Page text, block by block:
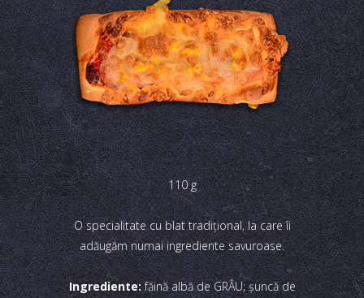
110 g
O specialitate cu blat tradiţional, la care îi
adăugăm numai ingrediente savuroase.
Ingrediente: făină albă de GRÂU; șuncă de